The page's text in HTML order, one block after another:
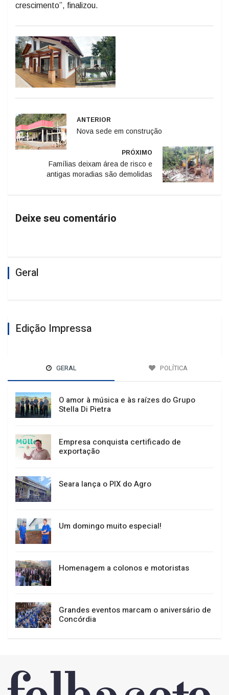
crescimento”, finalizou.
ANTERIOR
Nova sede em construção
PRÓXIMO
Famílias deixam área de risco e
antigas moradias são demolidas
Deixe seu comentário
Geral
Edição Impressa
GERAL POLÍTICA
O amor à música e às raízes do Grupo
Stella Di Pietra
Empresa conquista certificado de
exportação
Seara lança o PIX do Agro
Um domingo muito especial!
Homenagem a colonos e motoristas
Grandes eventos marcam o aniversário de
Concórdia